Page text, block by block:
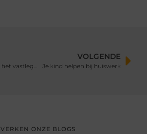
Bijenfotografie: het vastleggen van de natuurlijke schoonheid
VOLGENDE
Je kind helpen bij huiswerk
VERKEN ONZE BLOGS